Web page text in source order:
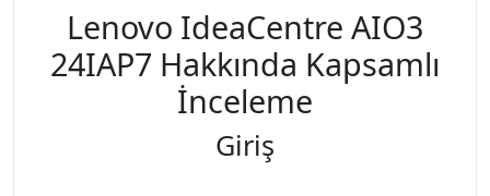
Lenovo IdeaCentre AIO3
24IAP7 Hakkında Kapsamlı
İnceleme
Giriş